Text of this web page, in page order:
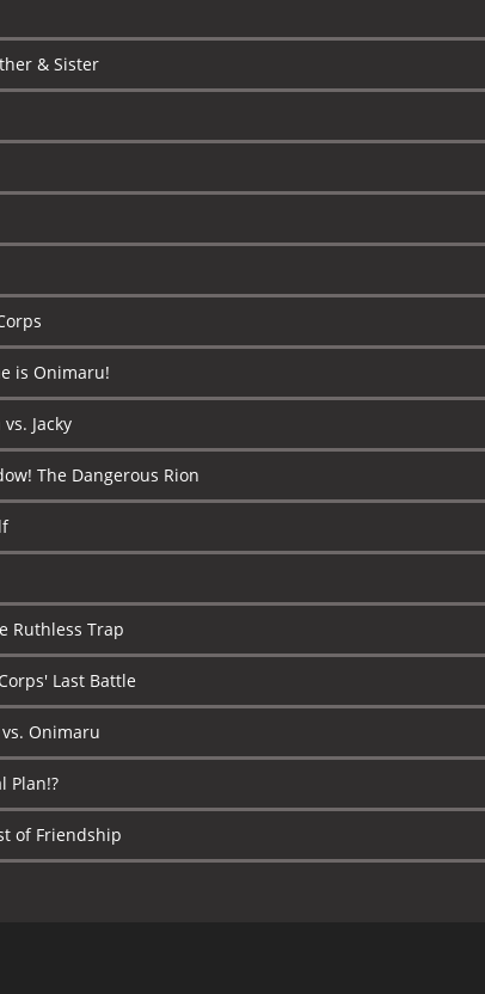
& Sister
is Onimaru!
Jacky
The Dangerous Rion
Ruthless Trap
Last Battle
Onimaru
Plan!?
of Friendship